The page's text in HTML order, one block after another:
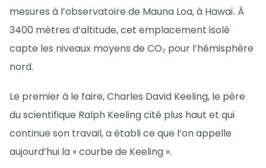
mesures à l’observatoire de Mauna Loa, à Hawaï. À
3400 mètres d’altitude, cet emplacement isolé
capte les niveaux moyens de CO₂ pour l’hémisphère
nord.
Le premier à le faire, Charles David Keeling, le père
du scientifique Ralph Keeling cité plus haut et qui
continue son travail, a établi ce que l’on appelle
aujourd’hui la « courbe de Keeling ».